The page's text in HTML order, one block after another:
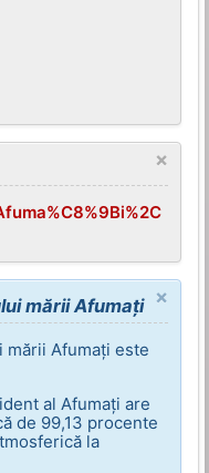
×
×
mării Afumați
mării Afumați este
al Afumați are
de 99,13 procente
la